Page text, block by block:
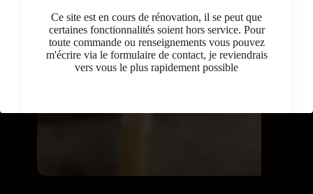
Ce site est en cours de rénovation, il se peut que
certaines fonctionnalités soient hors service. Pour
toute commande ou renseignements vous pouvez
m'écrire via le formulaire de contact, je reviendrais
vers vous le plus rapidement possible